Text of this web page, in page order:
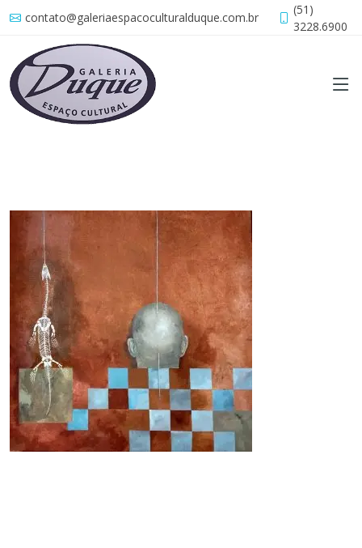
contato@galeriaespacoculturalduque.com.br
(51)
3228.6900